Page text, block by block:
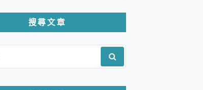
2.5K高畫質戶外攝影機 開箱 評
PC
防護
整開箱評價
搜尋文章